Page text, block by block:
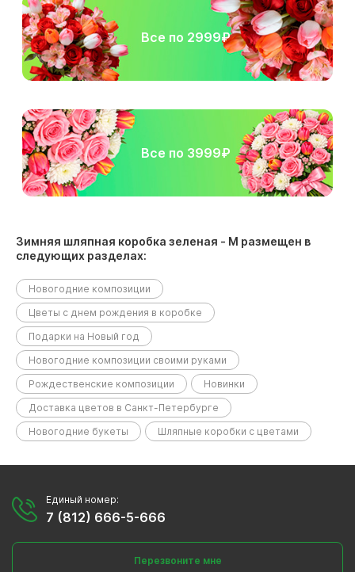
Все по 2999₽
Все по 3999₽
Зимняя шляпная коробка зеленая - М размещен в
следующих разделах:
Новогодние композиции
Цветы с днем рождения в коробке
Подарки на Новый год
Новогодние композиции своими руками
Рождественские композиции
Новинки
Доставка цветов в Санкт-Петербурге
Новогодние букеты
Шляпные коробки с цветами
Единый номер:
7 (812) 666-5-666
Перезвоните мне